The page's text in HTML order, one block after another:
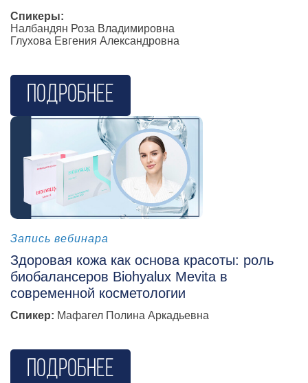
Спикеры:
Налбандян Роза Владимировна
Глухова Евгения Александровна
Подробнее
косметология
Запись вебинара
Здоровая кожа как основа красоты: роль
биобалансеров Biohyalux Mevita в
современной косметологии
Спикер: Мафагел Полина Аркадьевна
Подробнее